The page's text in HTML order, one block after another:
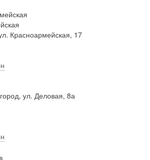
Красноармейская, 17
ул. Деловая, 8а